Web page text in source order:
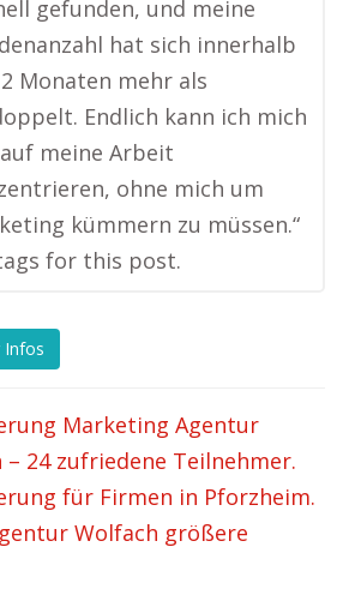
gefunden, und meine
hat sich innerhalb
Monaten mehr als
Endlich kann ich mich
meine Arbeit
ohne mich um
kümmern zu müssen.“
for this post.
Infos
Marketing Agentur
– 24 zufriedene Teilnehmer.
für Firmen in Pforzheim.
Wolfach größere